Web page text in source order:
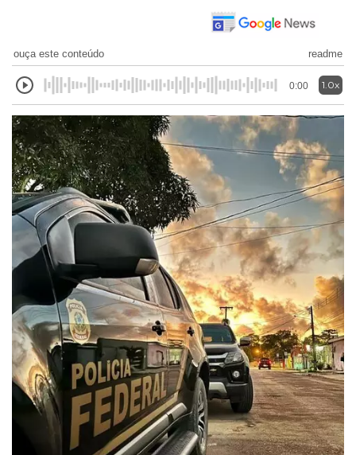
ouça este conteúdo readme
0:00 1.0x